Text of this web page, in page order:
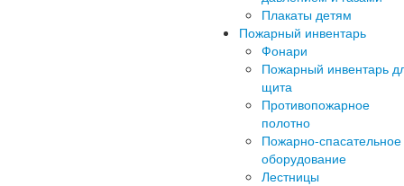
Плакаты детям
Пожарный инвентарь
Фонари
Пожарный инвентарь
щита
Противопожарное
полотно
Пожарно-спасательное
оборудование
Лестницы